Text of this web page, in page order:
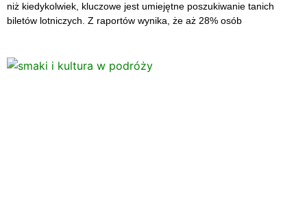
niż kiedykolwiek, kluczowe jest umiejętne poszukiwanie tanich
biletów lotniczych. Z raportów wynika, że aż 28% osób